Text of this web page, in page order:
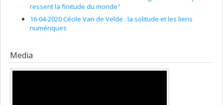
ressent la finitude du monde"
16-04-2020 Cécile Van de Velde : la solitude et les liens
numériques
Media